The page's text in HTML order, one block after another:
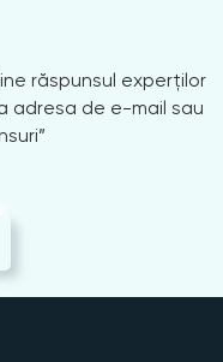
răspunsul experților
adresa de e-mail sau